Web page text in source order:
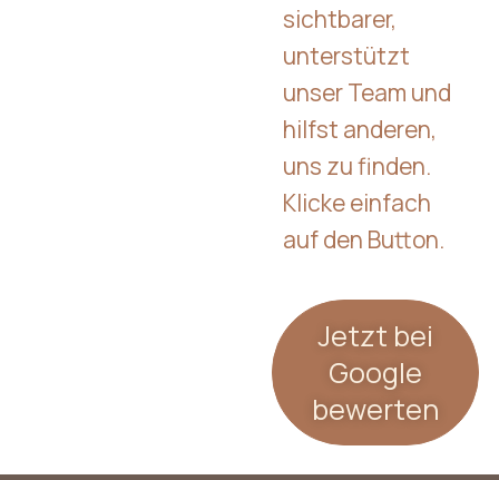
sichtbarer,
unterstützt
unser Team und
hilfst anderen,
uns zu finden.
Klicke einfach
auf den Button.
Jetzt bei
Google
bewerten